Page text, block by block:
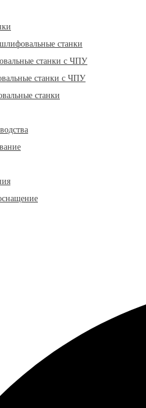
станки
станки с ЧПУ
станки с ЧПУ
станки